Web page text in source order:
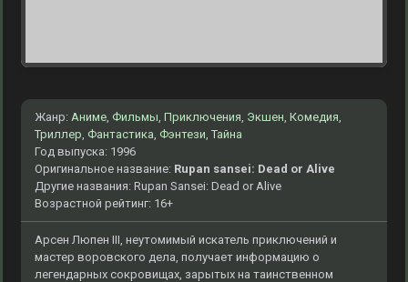
Жанр: Аниме, Фильмы, Приключения, Экшен, Комедия,
Триллер, Фантастика, Фэнтези, Тайна
Год выпуска: 1996
Оригинальное название: Rupan sansei: Dead or Alive
Другие названия: Rupan Sansei: Dead or Alive
Возрастной рейтинг: 16+
Арсен Люпен III, неутомимый искатель приключений и
мастер воровского дела, получает информацию о
легендарных сокровищах, зарытых на таинственном